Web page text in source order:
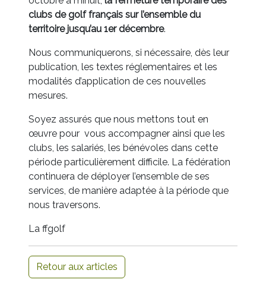
clubs de golf français sur l’ensemble du
territoire jusqu’au 1er décembre.
Nous communiquerons, si nécessaire, dès leur
publication, les textes réglementaires et les
modalités d’application de ces nouvelles
mesures.
Soyez assurés que nous mettons tout en
œuvre pour vous accompagner ainsi que les
clubs, les salariés, les bénévoles dans cette
période particulièrement difficile. La fédération
continuera de déployer l’ensemble de ses
services, de manière adaptée à la période que
nous traversons.
La ffgolf
Retour aux articles